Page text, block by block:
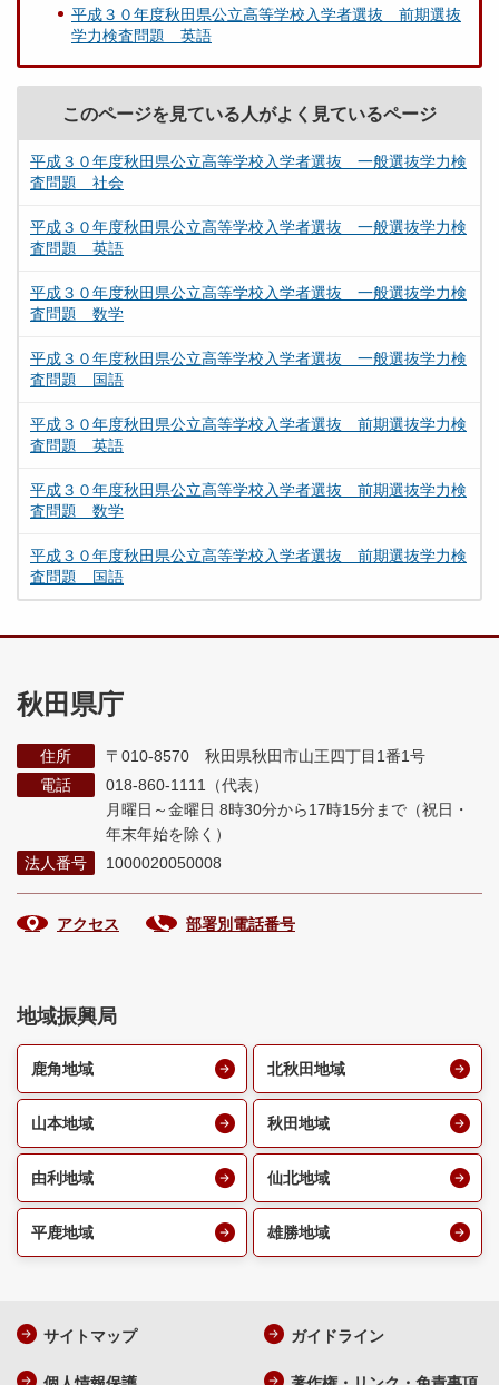
平成３０年度秋田県公立高等学校入学者選抜 前期選抜
学力検査問題 英語
このページを見ている人がよく見ているページ
平成３０年度秋田県公立高等学校入学者選抜 一般選抜学力検
査問題 社会
平成３０年度秋田県公立高等学校入学者選抜 一般選抜学力検
査問題 英語
平成３０年度秋田県公立高等学校入学者選抜 一般選抜学力検
査問題 数学
平成３０年度秋田県公立高等学校入学者選抜 一般選抜学力検
査問題 国語
平成３０年度秋田県公立高等学校入学者選抜 前期選抜学力検
査問題 英語
平成３０年度秋田県公立高等学校入学者選抜 前期選抜学力検
査問題 数学
平成３０年度秋田県公立高等学校入学者選抜 前期選抜学力検
査問題 国語
秋田県庁
住所
〒010-8570 秋田県秋田市山王四丁目1番1号
電話
018-860-1111（代表）
月曜日～金曜日 8時30分から17時15分まで （祝日・
年末年始を除く）
法人番号
1000020050008
アクセス 部署別電話番号
地域振興局
鹿角地域 北秋田地域
山本地域 秋田地域
由利地域 仙北地域
平鹿地域 雄勝地域
サイトマップ ガイドライン